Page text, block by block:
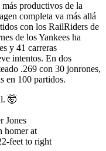
productivos de la
completa va más allá
con los RailRiders de
de los Yankees ha
y 41 carreras
intentos. En dos
.269 con 30 jonrones,
en 100 partidos.
🤯
Jones
homer at
feet to right